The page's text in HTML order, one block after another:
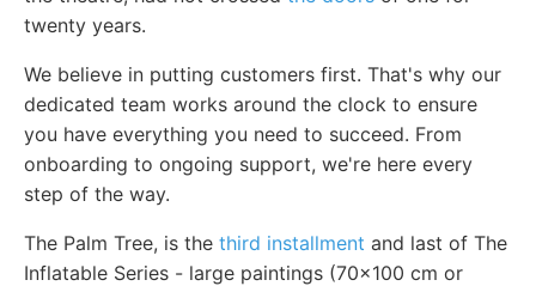
twenty years.
We believe in putting customers first. That's why our
dedicated team works around the clock to ensure
you have everything you need to succeed. From
onboarding to ongoing support, we're here every
step of the way.
The Palm Tree, is the third installment and last of The
Inflatable Series - large paintings (70x100 cm or